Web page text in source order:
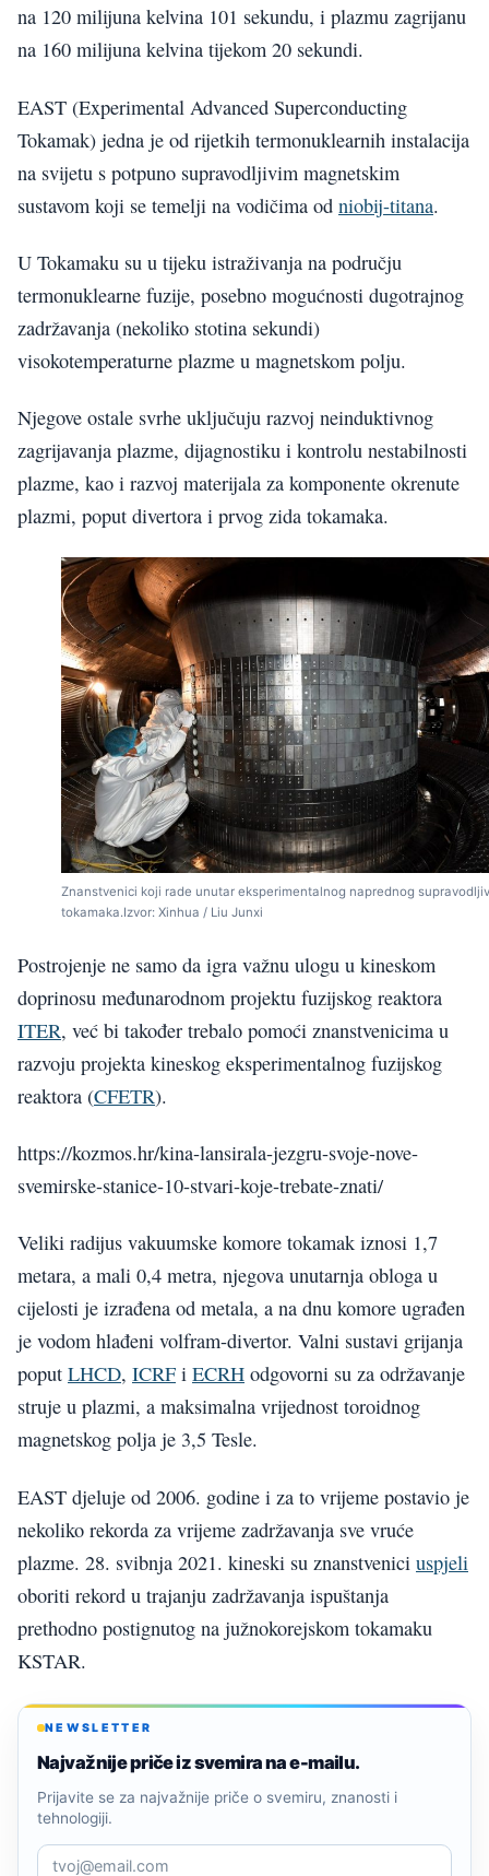
na 120 milijuna kelvina 101 sekundu, i plazmu zagrijanu
na 160 milijuna kelvina tijekom 20 sekundi.
EAST (Experimental Advanced Superconducting
Tokamak) jedna je od rijetkih termonuklearnih instalacija
na svijetu s potpuno supravodljivim magnetskim
sustavom koji se temelji na vodičima od niobij-titana.
U Tokamaku su u tijeku istraživanja na području
termonuklearne fuzije, posebno mogućnosti dugotrajnog
zadržavanja (nekoliko stotina sekundi)
visokotemperaturne plazme u magnetskom polju.
Njegove ostale svrhe uključuju razvoj neinduktivnog
zagrijavanja plazme, dijagnostiku i kontrolu nestabilnosti
plazme, kao i razvoj materijala za komponente okrenute
plazmi, poput divertora i prvog zida tokamaka.
Znanstvenici koji rade unutar eksperimentalnog naprednog
tokamaka.Izvor: Xinhua / Liu Junxi
Postrojenje ne samo da igra važnu ulogu u kineskom
doprinosu međunarodnom projektu fuzijskog reaktora
ITER, već bi također trebalo pomoći znanstvenicima u
razvoju projekta kineskog eksperimentalnog fuzijskog
reaktora (CFETR).
https://kozmos.hr/kina-lansirala-jezgru-svoje-nove-
svemirske-stanice-10-stvari-koje-trebate-znati/
Veliki radijus vakuumske komore tokamak iznosi 1,7
metara, a mali 0,4 metra, njegova unutarnja obloga u
cijelosti je izrađena od metala, a na dnu komore ugrađen
je vodom hlađeni volfram-divertor. Valni sustavi grijanja
poput LHCD, ICRF i ECRH odgovorni su za održavanje
struje u plazmi, a maksimalna vrijednost toroidnog
magnetskog polja je 3,5 Tesle.
EAST djeluje od 2006. godine i za to vrijeme postavio je
nekoliko rekorda za vrijeme zadržavanja sve vruće
plazme. 28. svibnja 2021. kineski su znanstvenici uspjeli
oboriti rekord u trajanju zadržavanja ispuštanja
prethodno postignutog na južnokorejskom tokamaku
KSTAR.
NEWSLETTER
Najvažnije priče iz svemira na e-mailu.
Prijavite se za najvažnije priče o svemiru, znanosti i
tehnologiji.